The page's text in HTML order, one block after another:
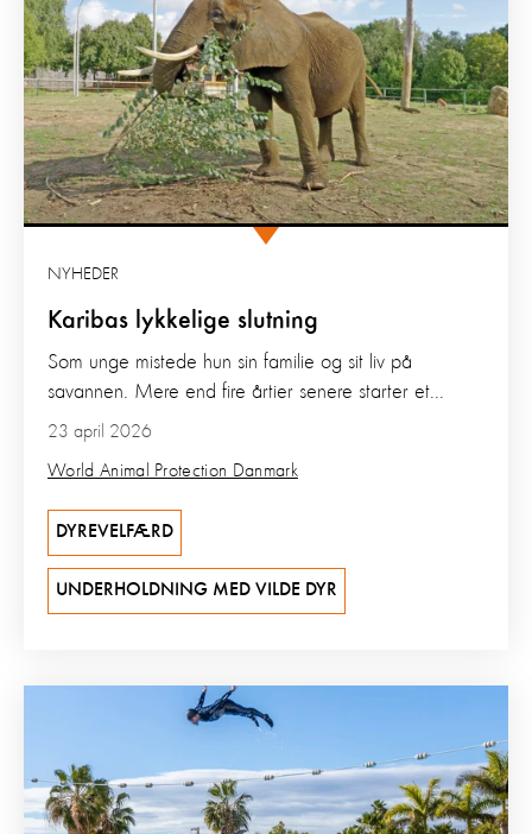
Karibas lykkelige slutning
NYHEDER
23 april 2026
World Animal Protection Danmark
Som unge mistede hun sin familie og sit liv på
savannen. Mere end fire årtier senere starter et...
DYREVELFÆRD
UNDERHOLDNING MED VILDE DYR